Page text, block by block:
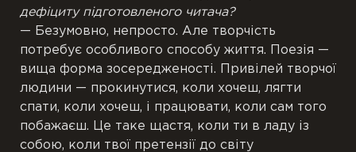
дефіциту підготовленого читача?
— Безумовно, непросто. Але творчість
потребує особливого способу життя. Поезія —
вища форма зосередженості. Привілей творчої
людини — прокинутися, коли хочеш, лягти
спати, коли хочеш, і працювати, коли сам того
побажаєш. Це таке щастя, коли ти в ладу із
собою, коли твої претензії до світу